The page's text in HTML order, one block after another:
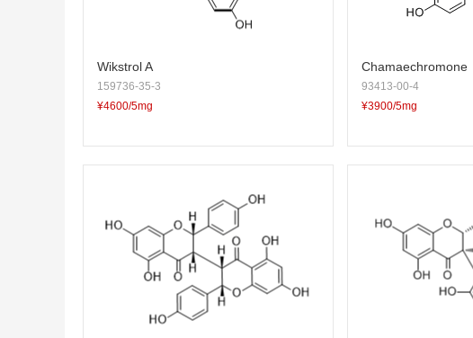
Wikstrol A
159736-35-3
¥4600/5mg
Chamaechromone
93413-00-4
¥3900/5mg